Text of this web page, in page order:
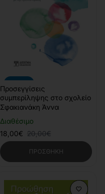
-10%
Διαθέσιμο
Προσεγγίσεις
συμπερίληψης στο σχολείο
Σφακιανάκη Άννα
18,00€ 20,00€
ΠΡΟΣΘΉΚΗ